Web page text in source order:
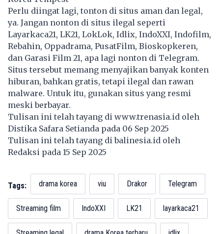
Perlu diingat lagi, tonton di situs aman dan legal,
ya. Jangan nonton di situs ilegal seperti
Layarkaca21, LK21, LokLok, Idlix, IndoXXI, Indofilm,
Rebahin, Oppadrama, PusatFilm, Bioskopkeren,
dan Garasi Film 21, apa lagi nonton di Telegram.
Situs tersebut memang menyajikan banyak konten
hiburan, bahkan gratis, tetapi ilegal dan rawan
malware. Untuk itu, gunakan situs yang resmi
meski berbayar.
Tulisan ini telah tayang di www.trenasia.id oleh
Distika Safara Setianda pada 06 Sep 2025
Tulisan ini telah tayang dibalinesia.id oleh
Redaksi pada 15 Sep 2025
Tags: drama korea viu Drakor Telegram
Streaming film IndoXXI LK21 layarkaca21